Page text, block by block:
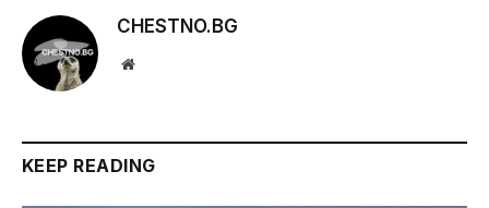
CHESTNO.BG
Website
KEEP READING